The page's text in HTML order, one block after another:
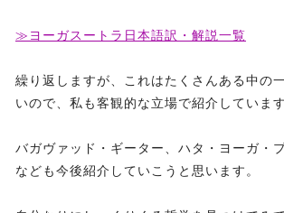
≫ヨーガスートラ日本語訳・解説一覧
繰り返しますが、これはたくさんある中の
いので、私も客観的な立場で紹介しています
バガヴァッド・ギーター、ハタ・ヨーガ・
なども今後紹介していこうと思います。